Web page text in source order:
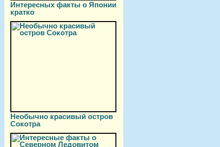
Интересных факты о Японии
кратко
Необычно красивый остров
Сокотра